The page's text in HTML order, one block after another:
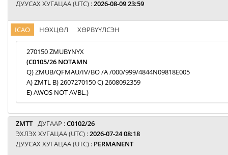
ДУУСАХ ХУГАЦАА (UTC) :2026-08-09 23:59
ICAO НӨХЦӨЛ ХӨРВҮҮЛСЭН
270150 ZMUBYNYX
(C0105/26 NOTAMN
Q) ZMUB/QFMAU/IV/BO /A /000/999/4844N09818E005
A) ZMTL B) 2607270150 C) 2608092359
E) AWOS NOT AVBL.)
ZMTT ДУГААР :C0102/26
ЭХЛЭХ ХУГАЦАА (UTC) :2026-07-24 08:18
ДУУСАХ ХУГАЦАА (UTC) : PERMANENT